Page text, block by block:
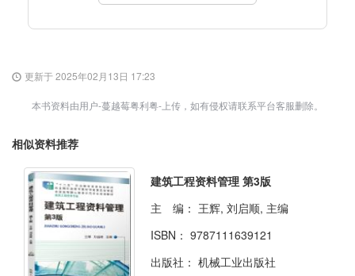
更新于 2025年02月13日 17:23
本书资料由用户-蔓越莓粤利粤-上传，如有侵权请联系平台客服删除。
相似资料推荐
建筑工程资料管理 第3版
主 编： 王辉, 刘启顺, 主编
ISBN： 9787111639121
出版社： 机械工业出版社